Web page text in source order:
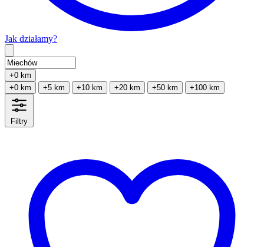
Jak działamy?
+0 km
+0 km
+5 km +10 km +20 km +50 km +100 km
Filtry